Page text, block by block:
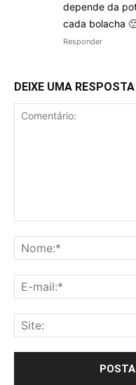
depende da
cada bolacha
Responder
DEIXE UMA RESPOSTA